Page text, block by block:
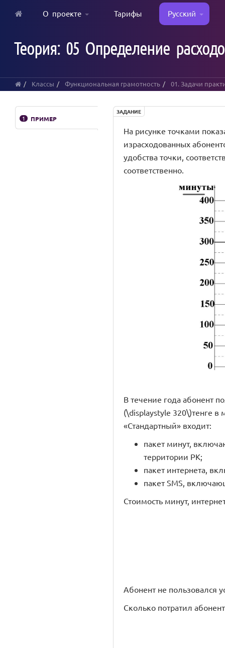
content
О проекте Тарифы Русский
Теория: 05 Определение
Классы Функциональная грамотность 01. Задачи
1 ПРИМЕР
ЗАДАНИЕ
На рисунке точками
израсходованных
удобства точки,
соответственно.
В течение года абонент
(\displaystyle 320\)тенге в
«Стандартный» входит:
пакет минут,
территории РК;
пакет интернета,
пакет SMS,
Стоимость минут,
Абонент не пользовался
Сколько потратил